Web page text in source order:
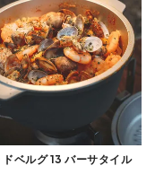
ドベルグ 13 バーサタイル